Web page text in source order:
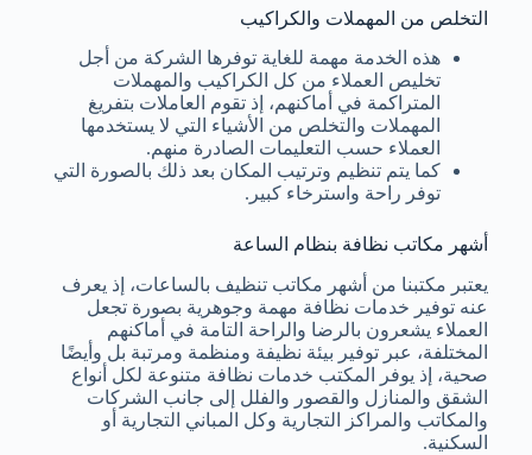
التخلص من المهملات والكراكيب
هذه الخدمة مهمة للغاية توفرها الشركة من أجل
تخليص العملاء من كل الكراكيب والمهملات
المتراكمة في أماكنهم، إذ تقوم العاملات بتفريغ
المهملات والتخلص من الأشياء التي لا يستخدمها
العملاء حسب التعليمات الصادرة منهم.
كما يتم تنظيم وترتيب المكان بعد ذلك بالصورة التي
توفر راحة واسترخاء كبير.
أشهر مكاتب نظافة بنظام الساعة
يعتبر مكتبنا من أشهر مكاتب تنظيف بالساعات، إذ يعرف
عنه توفير خدمات نظافة مهمة وجوهرية بصورة تجعل
العملاء يشعرون بالرضا والراحة التامة في أماكنهم
المختلفة، عبر توفير بيئة نظيفة ومنظمة ومرتبة بل وأيضًا
صحية، إذ يوفر المكتب خدمات نظافة متنوعة لكل أنواع
الشقق والمنازل والقصور والفلل إلى جانب الشركات
والمكاتب والمراكز التجارية وكل المباني التجارية أو
السكنية.